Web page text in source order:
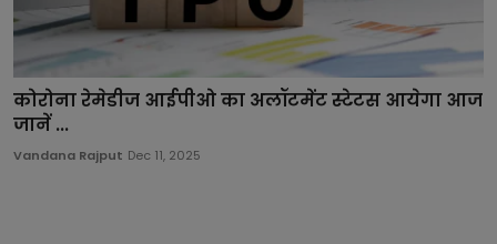
कोरोना रेमेडीज आईपीओ का अलॉटमेंट स्टेटस आयेगा आज
जानें ...
Vandana Rajput Dec 11, 2025